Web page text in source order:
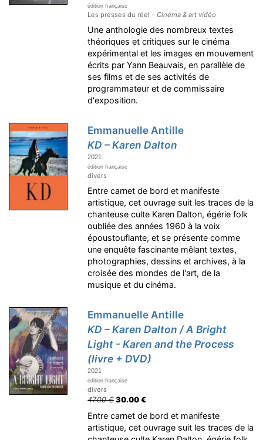
édition française
Les presses du réel –Cinéma & art vidéo
Une anthologie des nombreux textes
théoriques et critiques sur le cinéma
expérimental et les images en mouvement
écrits par Yann Beauvais, en parallèle de
ses films et de ses activités de
programmateur et de commissaire
d'exposition.
Emmanuelle Antille
KD – Karen Dalton
2021
édition française
divers
Entre carnet de bord et manifeste
artistique, cet ouvrage suit les traces de la
chanteuse culte Karen Dalton, égérie folk
oubliée des années 1960 à la voix
époustouflante, et se présente comme
une enquête fascinante mêlant textes,
photographies, dessins et archives, à la
croisée des mondes de l'art, de la
musique et du cinéma.
Emmanuelle Antille
KD – Karen Dalton / A Bright
Light - Karen and the Process
(livre + DVD)
2021
édition française
divers
47.00 €30.00 €
Entre carnet de bord et manifeste
artistique, cet ouvrage suit les traces de la